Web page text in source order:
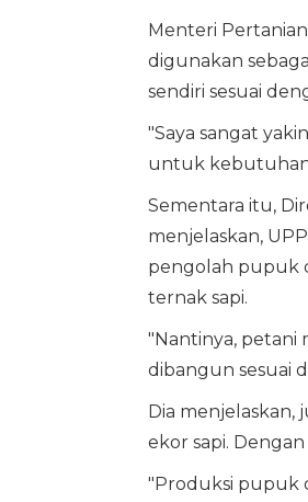
Menteri
digunakan
sendiri sesuai
"Saya sangat
untuk kebutuhan
Sementara itu,
menjelaskan,
pengolah pupuk
ternak sapi.
"Nantinya, petani
dibangun sesuai
Dia menjelaskan,
ekor sapi.
"Produksi pupuk